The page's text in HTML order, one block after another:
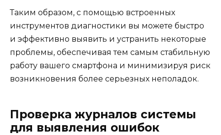
Таким образом, с помощью встроенных
инструментов диагностики вы можете быстро
и эффективно выявить и устранить некоторые
проблемы, обеспечивая тем самым стабильную
работу вашего смартфона и минимизируя риск
возникновения более серьезных неполадок.
Проверка журналов системы
для выявления ошибок